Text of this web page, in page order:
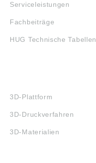
Serviceleistungen
Fachbeiträge
HUG Technische Tabellen
3D-Plattform
3D-Druckverfahren
3D-Materialien